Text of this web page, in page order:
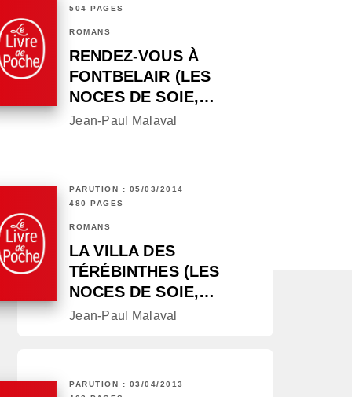
504 PAGES
ROMANS
RENDEZ-VOUS À
FONTBELAIR (LES
NOCES DE SOIE,…
Jean-Paul Malaval
PARUTION : 05/03/2014
480 PAGES
ROMANS
LA VILLA DES
TÉRÉBINTHES (LES
NOCES DE SOIE,…
Jean-Paul Malaval
PARUTION : 03/04/2013